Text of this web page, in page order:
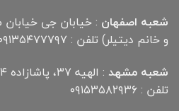
شعبه اصفهان
و خانم دیتیلر) تلفن : ۰۹۱۳۵۴۷۷۷۹۷
شعبه مشهد
تلفن : ۰۹۱۵۳۵۸۲۹۳۶